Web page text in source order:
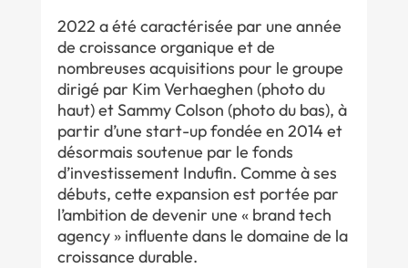
2022 a été caractérisée par une année
de croissance organique et de
nombreuses acquisitions pour le groupe
dirigé par Kim Verhaeghen (photo du
haut) et Sammy Colson (photo du bas), à
partir d’une start-up fondée en 2014 et
désormais soutenue par le fonds
d’investissement Indufin. Comme à ses
débuts, cette expansion est portée par
l’ambition de devenir une « brand tech
agency » influente dans le domaine de la
croissance durable.